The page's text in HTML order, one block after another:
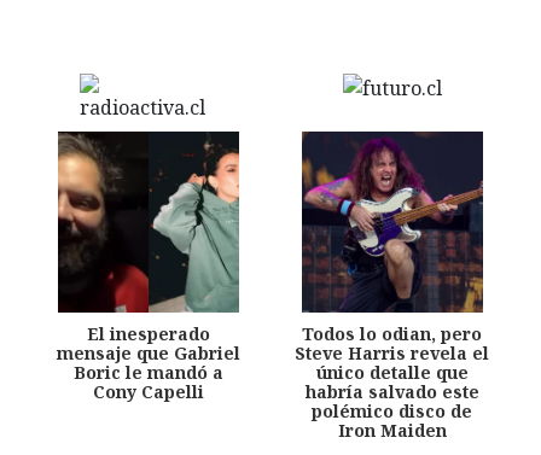
El inesperado
mensaje que Gabriel
Boric le mandó a
Cony Capelli
Todos lo odian, pero
Steve Harris revela el
único detalle que
habría salvado este
polémico disco de
Iron Maiden